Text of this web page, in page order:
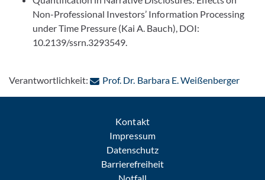
Non-Professional Investors’ Information Processing
under Time Pressure (Kai A. Bauch), DOI:
10.2139/ssrn.3293549.
Verantwortlichkeit: Prof. Dr. Barbara E. Weißenberger: Per
Kontakt
Impressum
Datenschutz
Barrierefreiheit